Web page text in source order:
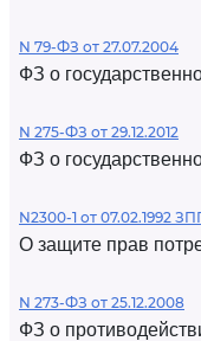
N 79-ФЗ от 27.07.2004
ФЗ о
N 275-ФЗ от 29.12.2012
ФЗ о
N2300-1 от 07.02.1992
О защите прав
N 273-ФЗ от 25.12.2008
ФЗ о